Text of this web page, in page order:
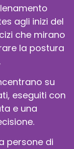
agli inizi del
che mirano
la postura
su
eseguiti con
e una
persone di